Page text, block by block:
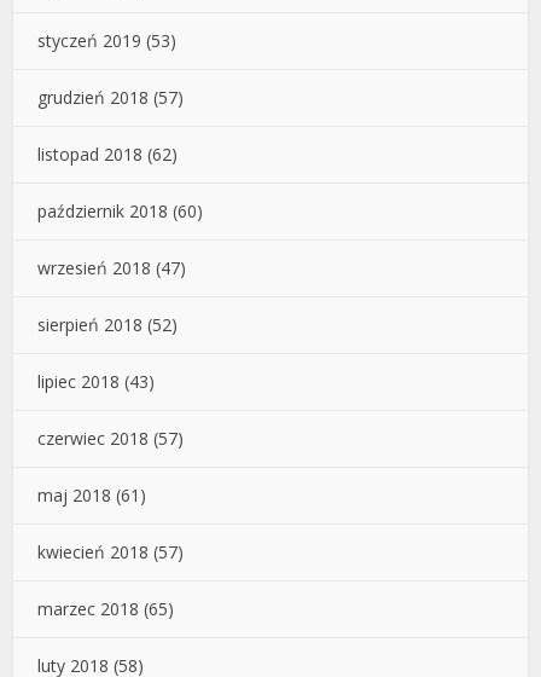
styczeń 2019 (53)
grudzień 2018 (57)
listopad 2018 (62)
październik 2018 (60)
wrzesień 2018 (47)
sierpień 2018 (52)
lipiec 2018 (43)
czerwiec 2018 (57)
maj 2018 (61)
kwiecień 2018 (57)
marzec 2018 (65)
luty 2018 (58)